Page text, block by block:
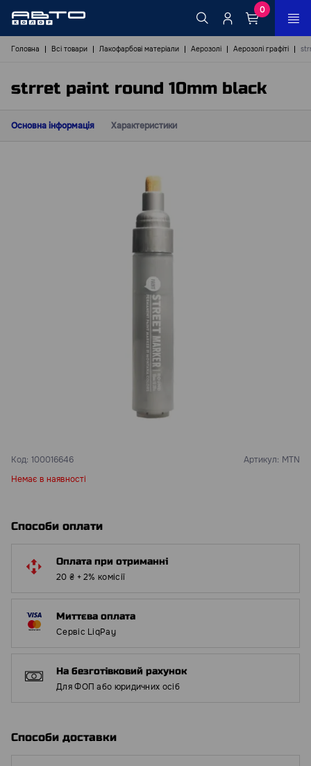
0
Головна Всі товари Лакофарбові матеріали Аерозолі Аерозолі графіті
strret paint round 10mm black
Основна інформація Характеристики
Код: 100016646 Артикул: MTN
Немає в наявності
Способи оплати
Оплата при отриманні
20 ₴ + 2% комісії
Миттєва оплата
Сервіс LiqPay
На безготівковий рахунок
Для ФОП або юридичних осіб
Способи доставки